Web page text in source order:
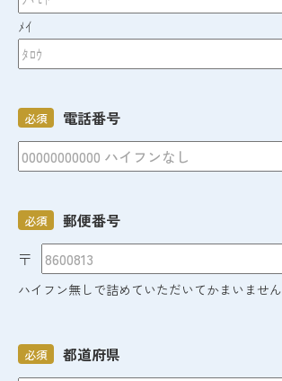
ﾒｲ
電話番号
必須
郵便番号
必須
〒
ハイフン無しで詰めていただいてかまいません
都道府県
必須